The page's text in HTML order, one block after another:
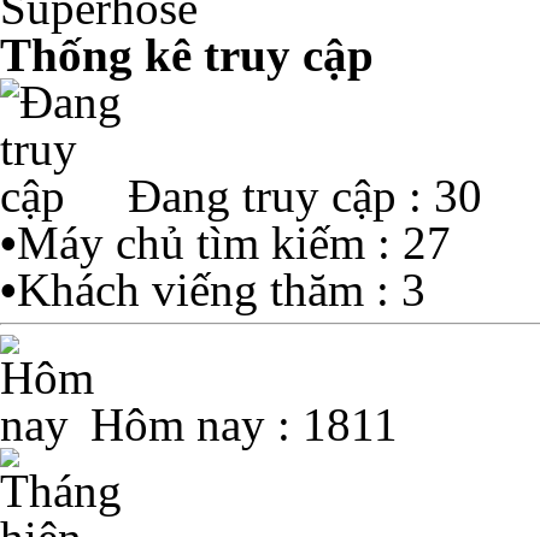
Thống kê truy cập
Đang truy cập : 30
•Máy chủ tìm kiếm : 27
•Khách viếng thăm : 3
Hôm nay : 1811